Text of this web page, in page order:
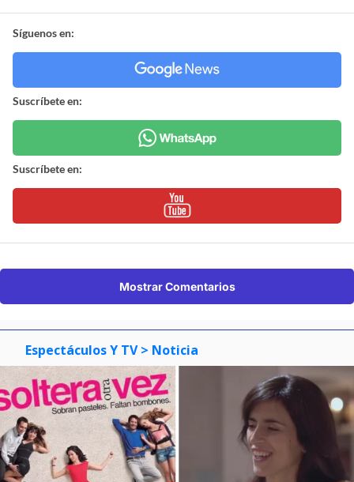
Síguenos en:
Suscríbete en:
Suscríbete en:
Mostrar Comentarios
Espectáculos Y TV > Noticia